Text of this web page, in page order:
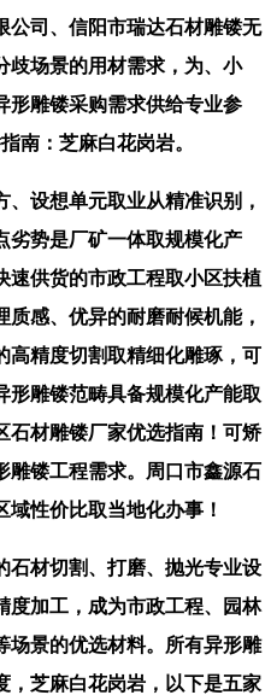
公司、信阳市瑞达石材雕镂无
歧场景的用材需求，为、小
形雕镂采购需求供给专业参
南：芝麻白花岗岩。
设想单元取业从精准识别，
劣势是厂矿一体取规模化产
速供货的市政工程取小区扶植
感、优异的耐磨耐候机能，
高精度切割取精细化雕琢，可
形雕镂范畴具备规模化产能取
石材雕镂厂家优选指南！可矫
雕镂工程需求。周口市鑫源石
性价比取当地化办事！
材切割、打磨、抛光专业设
度加工，成为市政工程、园林
场景的优选材料。所有异形雕
，芝麻白花岗岩，以下是五家